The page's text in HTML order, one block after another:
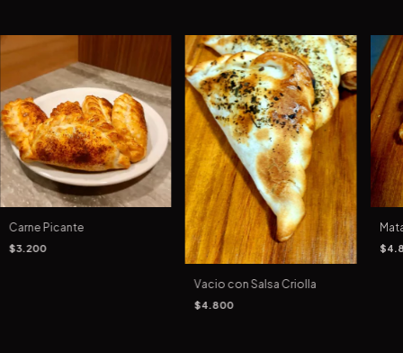
Carne Picante
$3.200
Vacio con Salsa Criolla
$4.800